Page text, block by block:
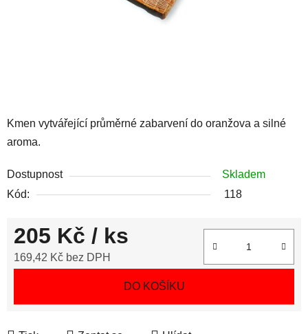
Kmen vytvářející průměrné zabarvení do oranžova a silné
aroma.
Dostupnost
Skladem
Kód:
118
205 Kč / ks
169,42 Kč bez DPH
DO KOŠÍKU